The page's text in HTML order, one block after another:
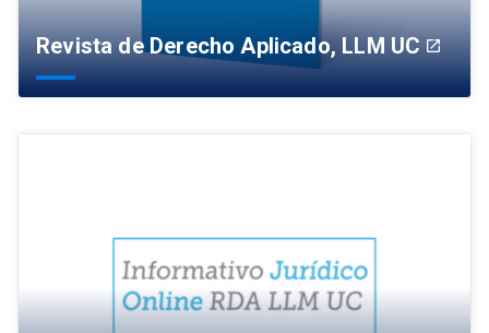
Revista de Derecho Aplicado, LLM UC launch